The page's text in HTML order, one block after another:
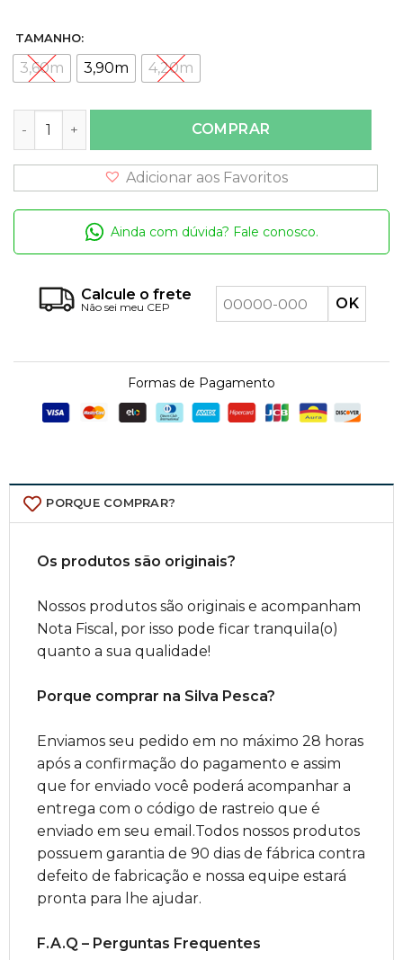
TAMANHO:
3,60m 3,90m 4,20m
Vara Verano Surf Marine Sports quantidade
COMPRAR
Adicionar aos Favoritos
Ainda com dúvida? Fale conosco.
Calcule o frete
Não sei meu CEP
Formas de Pagamento
PORQUE COMPRAR?
Os produtos são originais?
Nossos produtos são originais e acompanham
Nota Fiscal, por isso pode ficar tranquila(o)
quanto a sua qualidade!
Porque comprar na Silva Pesca?
Enviamos seu pedido em no máximo 28 horas
após a confirmação do pagamento e assim
que for enviado você poderá acompanhar a
entrega com o código de rastreio que é
enviado em seu email.Todos nossos produtos
possuem garantia de 90 dias de fábrica contra
defeito de fabricação e nossa equipe estará
pronta para lhe ajudar.
F.A.Q – Perguntas Frequentes